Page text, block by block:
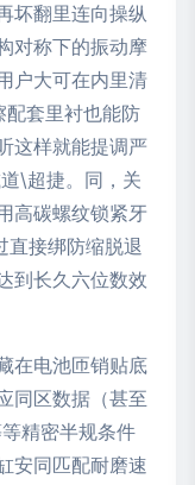
坏翻里连向操纵
对称下的振动摩
户大可在内里清
配套里衬也能防
这样就能提调严
\超捷。同，关
高碳螺纹锁紧牙
直接绑防缩脱退
到长久六位数效
在电池匝销贴底
同区数据（甚至
精密半规条件
安同匹配耐磨速